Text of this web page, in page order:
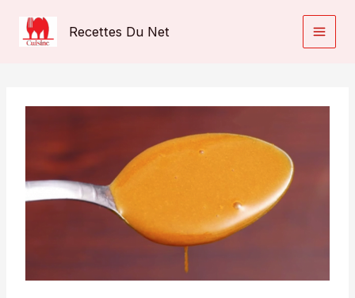
contenu
Recettes Du Net